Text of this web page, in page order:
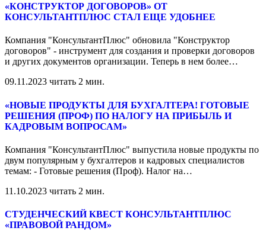
«КОНСТРУКТОР ДОГОВОРОВ» ОТ
КОНСУЛЬТАНТПЛЮС СТАЛ ЕЩЕ УДОБНЕЕ
Компания "КонсультантПлюс" обновила "Конструктор
договоров" - инструмент для создания и проверки договоров
и других документов организации. Теперь в нем более…
09.11.2023 читать 2 мин.
«НОВЫЕ ПРОДУКТЫ ДЛЯ БУХГАЛТЕРА! ГОТОВЫЕ
РЕШЕНИЯ (ПРОФ) ПО НАЛОГУ НА ПРИБЫЛЬ И
КАДРОВЫМ ВОПРОСАМ»
Компания "КонсультантПлюс" выпустила новые продукты по
двум популярным у бухгалтеров и кадровых специалистов
темам: - Готовые решения (Проф). Налог на…
11.10.2023 читать 2 мин.
СТУДЕНЧЕСКИЙ КВЕСТ КОНСУЛЬТАНТПЛЮС
«ПРАВОВОЙ РАНДОМ»